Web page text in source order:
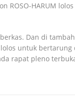
ROSO-HARUM
Dan di
untuk bertarung
rapat pleno